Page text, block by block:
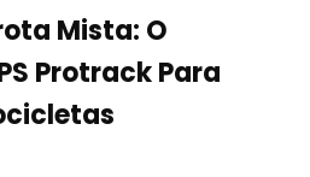
Mista: O
Protrack Para